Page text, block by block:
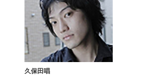
久保田唱